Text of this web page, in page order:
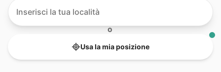
O
Usa la mia posizione